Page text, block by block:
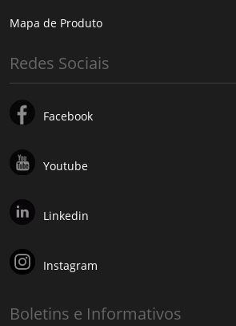
Mapa de Produto
Redes Sociais
Facebook
Youtube
Linkedin
Instagram
Boletins e Informativos